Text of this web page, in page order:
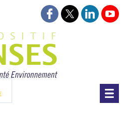
l'air & gaz à effet de serre
Suivez-nous sur
Suivez-nous